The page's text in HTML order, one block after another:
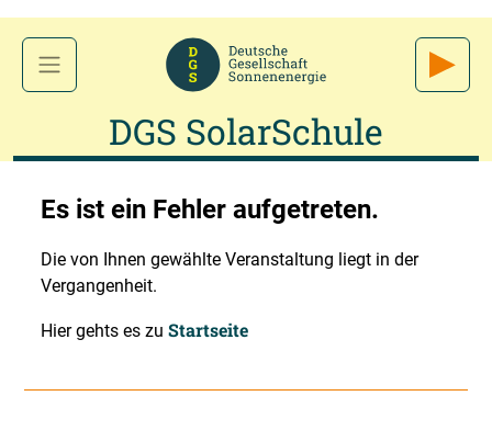
DGS SolarSchule
Es ist ein Fehler aufgetreten.
Die von Ihnen gewählte Veranstaltung liegt in der
Vergangenheit.
Hier gehts es zu Startseite